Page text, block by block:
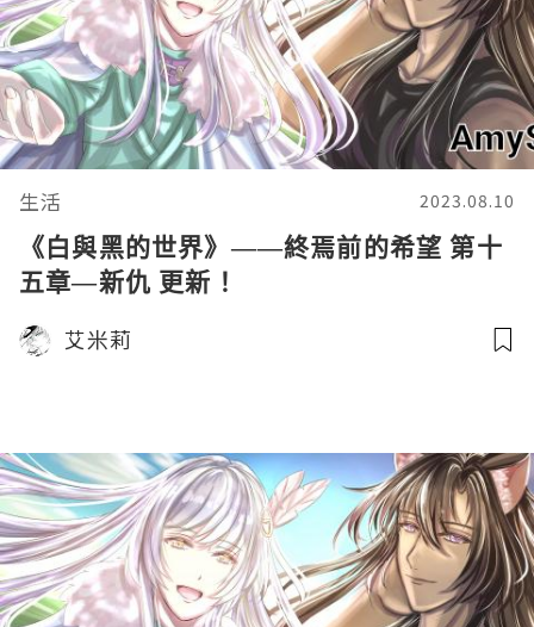
生活 2023.08.10
《白與黑的世界》——終焉前的希望 第十
五章—新仇 更新！
艾米莉